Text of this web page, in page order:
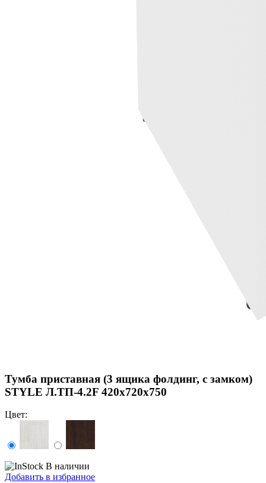
Тумба приставная (3 ящика фолдинг, с замком)
STYLE Л.ТП-4.2F 420х720х750
Цвет:
В наличии
Добавить в избранное